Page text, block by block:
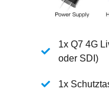
1x Q7 4G
oder SDI)
1x